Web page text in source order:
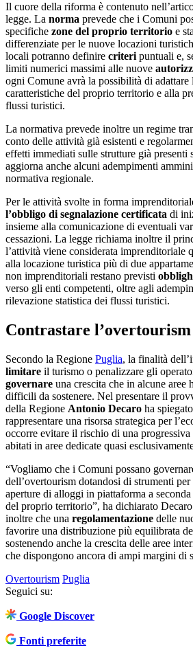
Il cuore della riforma è contenuto
legge. La norma prevede che i Comuni
specifiche zone del proprio territorio e
differenziate per le nuove locazioni
locali potranno definire criteri puntuali e,
limiti numerici massimi alle nuove
ogni Comune avrà la possibilità di adattare
caratteristiche del proprio territorio e alla
flussi turistici.
La normativa prevede inoltre un regime
conto delle attività già esistenti e
effetti immediati sulle strutture già presenti
aggiorna anche alcuni adempimenti
normativa regionale.
Per le attività svolte in forma
l’obbligo di segnalazione certificata di
insieme alla comunicazione di eventuali
cessazioni. La legge richiama inoltre il
l’attività viene considerata imprenditoriale
alla locazione turistica più di due
non imprenditoriali restano previsti
verso gli enti competenti, oltre agli
rilevazione statistica dei flussi turistici.
Contrastare l’overtourism
Secondo la Regione Puglia, la finalità
limitare il turismo o penalizzare gli
governare una crescita che in alcune aree
difficili da sostenere. Nel presentare il
della Regione Antonio Decaro ha
rappresentare una risorsa strategica per
occorre evitare il rischio di una
abitati in aree dedicate quasi
“Vogliamo che i Comuni possano
dell’overtourism dotandosi di strumenti
aperture di alloggi in piattaforma a
del proprio territorio”, ha dichiarato
inoltre che una regolamentazione delle
favorire una distribuzione più equilibrata
sostenendo anche la crescita delle aree
che dispongono ancora di ampi margini di
Overtourism Puglia
Seguici su:
Google Discover
Fonti preferite